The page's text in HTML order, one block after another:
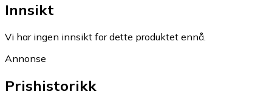
Innsikt
Vi har ingen innsikt for dette produktet ennå.
Annonse
Prishistorikk